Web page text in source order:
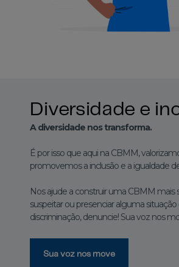
Diversidade e
A diversidade nos transforma.
É por isso que aqui na CBMM,
promovemos a inclusão e a igualdade
Nos ajude a construir uma CBMM mais
suspeitar ou presenciar alguma
discriminação, denuncie! Sua voz nos
Sua voz nos move